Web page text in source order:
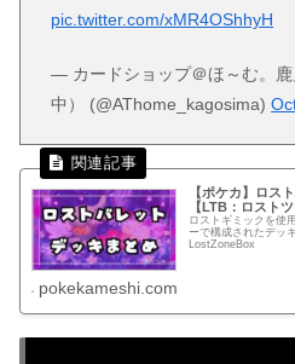
pic.twitter.com/xMR4OShhyH
— カードショップ＠ほ～む。
中） (@AThome_kagosima)
【ポケカ】ロス
【LTB：ロスト
ロストギミックを使
ーで構成されたデッ
LostZoneBox
pokekameshi.com